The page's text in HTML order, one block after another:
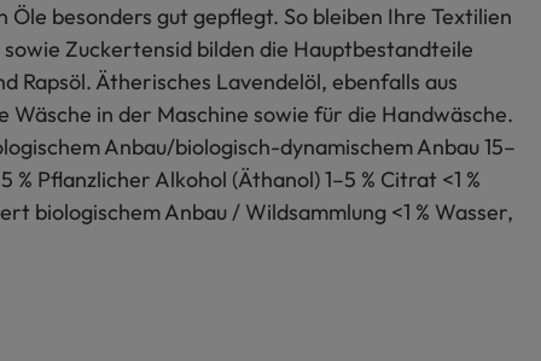
besonders gut gepflegt. So bleiben Ihre Textilien
Zuckertensid bilden die Hauptbestandteile
Rapsöl. Ätherisches Lavendelöl, ebenfalls aus
in der Maschine sowie für die Handwäsche.
Anbau/biologisch-dynamischem Anbau 15–
Pflanzlicher Alkohol (Äthanol) 1–5 % Citrat <1 %
biologischem Anbau / Wildsammlung <1 % Wasser,